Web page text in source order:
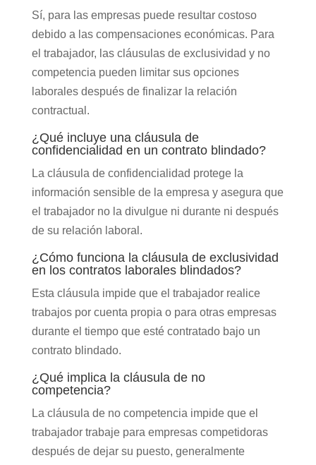
Sí, para las empresas puede resultar costoso
debido a las compensaciones económicas. Para
el trabajador, las cláusulas de exclusividad y no
competencia pueden limitar sus opciones
laborales después de finalizar la relación
contractual.
¿Qué incluye una cláusula de
confidencialidad en un contrato blindado?
La cláusula de confidencialidad protege la
información sensible de la empresa y asegura que
el trabajador no la divulgue ni durante ni después
de su relación laboral.
¿Cómo funciona la cláusula de exclusividad
en los contratos laborales blindados?
Esta cláusula impide que el trabajador realice
trabajos por cuenta propia o para otras empresas
durante el tiempo que esté contratado bajo un
contrato blindado.
¿Qué implica la cláusula de no
competencia?
La cláusula de no competencia impide que el
trabajador trabaje para empresas competidoras
después de dejar su puesto, generalmente